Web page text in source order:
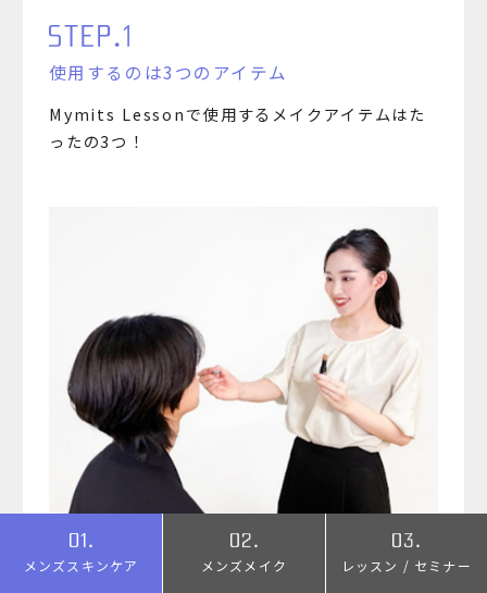
使用するのは3つのアイテム
Mymits Lessonで使用するメイクアイテムはた
ったの3つ！
メンズスキンケア メンズメイク レッスン / セミナー